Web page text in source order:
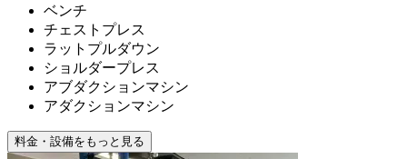
ベンチ
チェストプレス
ラットプルダウン
ショルダープレス
アブダクションマシン
アダクションマシン
料金・設備をもっと見る